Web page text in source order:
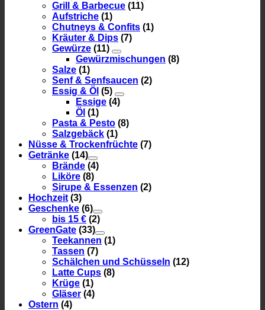
Grill & Barbecue (11)
Aufstriche (1)
Chutneys & Confits (1)
Kräuter & Dips (7)
Gewürze (11)
Gewürzmischungen (8)
Salze (1)
Senf & Senfsaucen (2)
Essig & Öl (5)
Essige (4)
Öl (1)
Pasta & Pesto (8)
Salzgebäck (1)
Nüsse & Trockenfrüchte (7)
Getränke (14)
Brände (4)
Liköre (8)
Sirupe & Essenzen (2)
Hochzeit (3)
Geschenke (6)
bis 15 € (2)
GreenGate (33)
Teekannen (1)
Tassen (7)
Schälchen und Schüsseln (12)
Latte Cups (8)
Krüge (1)
Gläser (4)
Ostern (4)